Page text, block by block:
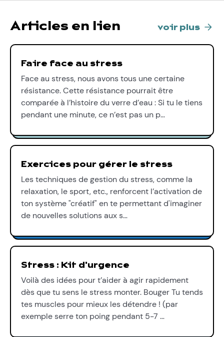
Articles en lien voir plus
Faire face au stress
Face au stress, nous avons tous une certaine
résistance. Cette résistance pourrait être
comparée à l’histoire du verre d’eau : Si tu le tiens
pendant une minute, ce n’est pas un p…
Exercices pour gérer le stress
Les techniques de gestion du stress, comme la
relaxation, le sport, etc., renforcent l’activation de
ton système "créatif" en te permettant d'imaginer
de nouvelles solutions aux s…
Stress : Kit d'urgence
Voilà des idées pour t’aider à agir rapidement
dès que tu sens le stress monter. Bouger Tu tends
tes muscles pour mieux les détendre ! (par
exemple serre ton poing pendant 5-7 …